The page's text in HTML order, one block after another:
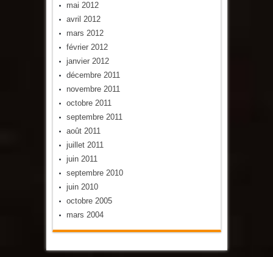
mai 2012
avril 2012
mars 2012
février 2012
janvier 2012
décembre 2011
novembre 2011
octobre 2011
septembre 2011
août 2011
juillet 2011
juin 2011
septembre 2010
juin 2010
octobre 2005
mars 2004